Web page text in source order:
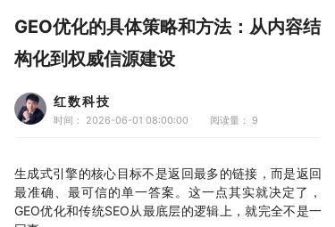
GEO优化的具体策略和方法：从内容结
构化到权威信源建设
红数科技
时间： 2026-06-01 08:00:00 阅读量： 9
生成式引擎的核心目标不是返回最多的链接，而是返回
最准确、最可信的单一答案。这一点其实就决定了，
GEO优化和传统SEO从最底层的逻辑上，就完全不是一